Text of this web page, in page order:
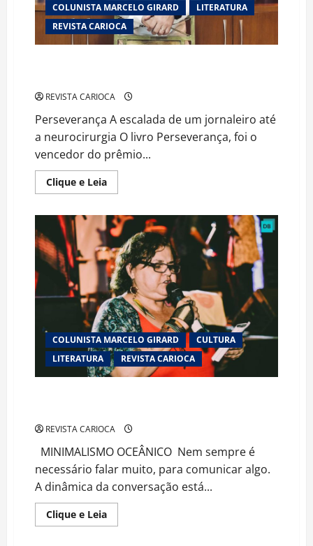
COLUNISTA MARCELO GIRARD
LITERATURA
REVISTA CARIOCA
REVISTA CARIOCA
Perseverança A escalada de um jornaleiro até
a neurocirurgia O livro Perseverança, foi o
vencedor do prêmio...
Clique e LeiaRead
more
BRAGA
GANHA
PRÊMIO
LITERATURA
CLARICE
LISPECTOR
COLUNISTA MARCELO GIRARD
CULTURA
LITERATURA
REVISTA CARIOCA
REVISTA CARIOCA
MINIMALISMO OCEÂNICO Nem sempre é
necessário falar muito, para comunicar algo.
A dinâmica da conversação está...
Clique e LeiaRead
more